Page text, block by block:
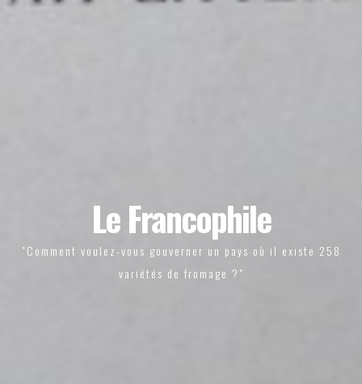
Le Francophile
"Comment voulez-vous gouverner un pays où il existe 258
variétés de fromage ?"